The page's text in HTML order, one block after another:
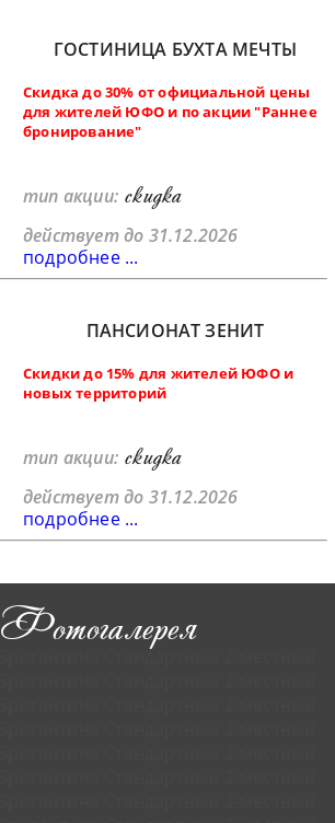
ГОСТИНИЦА БУХТА МЕЧТЫ
Скидка до 30% от официальной цены
для жителей ЮФО и по акции "Раннее
бронирование"
тип акции: скидка
действует до 31.12.2026
подробнее ...
ПАНСИОНАТ ЗЕНИТ
Скидки до 15% для жителей ЮФО и
новых территорий
тип акции: скидка
действует до 31.12.2026
подробнее ...
Фотогалерея